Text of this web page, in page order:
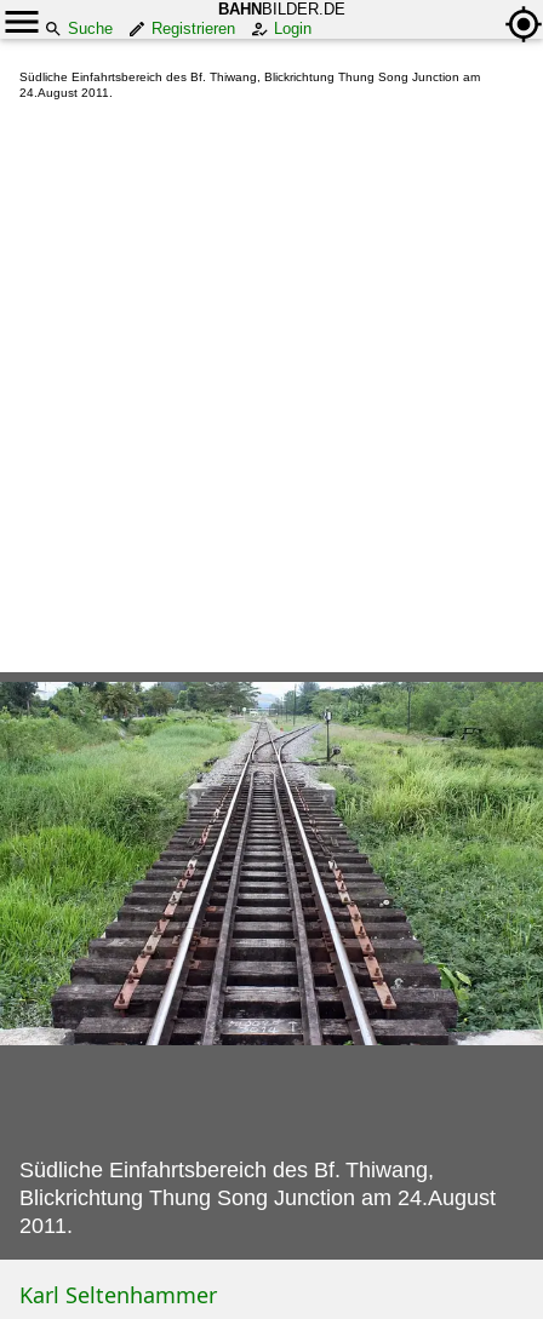
BAHN BILDER.DE
Suche
Registrieren Login
Südliche Einfahrtsbereich des Bf. Thiwang, Blickrichtung Thung Song Junction am
24.August 2011.
Südliche Einfahrtsbereich des Bf. Thiwang,
Blickrichtung Thung Song Junction am 24.August
2011.
Karl Seltenhammer